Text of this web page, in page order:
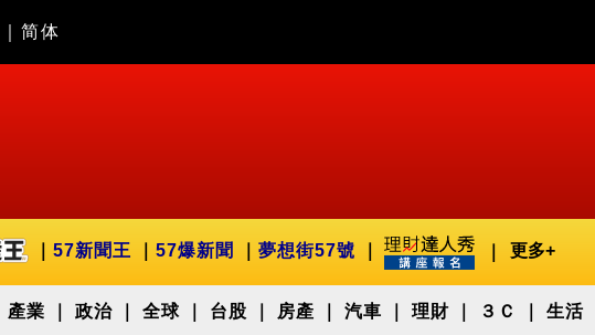
简体
57新聞王 57爆新聞 夢想街57號 更多+
產業 政治 全球 台股 房產 汽車 理財 ３Ｃ 生活